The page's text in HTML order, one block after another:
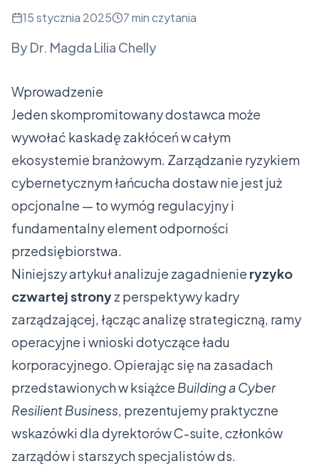
15 stycznia 2025 7 min czytania
ByDr. Magda Lilia Chelly
Wprowadzenie
Jeden skompromitowany dostawca może
wywołać kaskadę zakłóceń w całym
ekosystemie branżowym. Zarządzanie ryzykiem
cybernetycznym łańcucha dostaw nie jest już
opcjonalne — to wymóg regulacyjny i
fundamentalny element odporności
przedsiębiorstwa.
Niniejszy artykuł analizuje zagadnienie ryzyko
czwartej stronyz perspektywy kadry
zarządzającej, łącząc analizę strategiczną, ramy
operacyjne i wnioski dotyczące ładu
korporacyjnego. Opierając się na zasadach
przedstawionych w książce Building a Cyber
Resilient Business, prezentujemy praktyczne
wskazówki dla dyrektorów C-suite, członków
zarządów i starszych specjalistów ds.